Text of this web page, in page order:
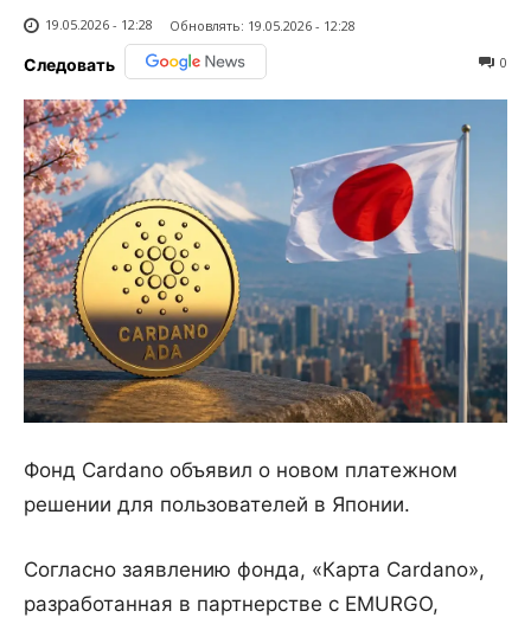
19.05.2026 - 12:28
Обновлять: 19.05.2026 - 12:28
Следовать 0
Фонд Cardano объявил о новом платежном
решении для пользователей в Японии.
Согласно заявлению фонда, «Карта Cardano»,
разработанная в партнерстве с EMURGO,